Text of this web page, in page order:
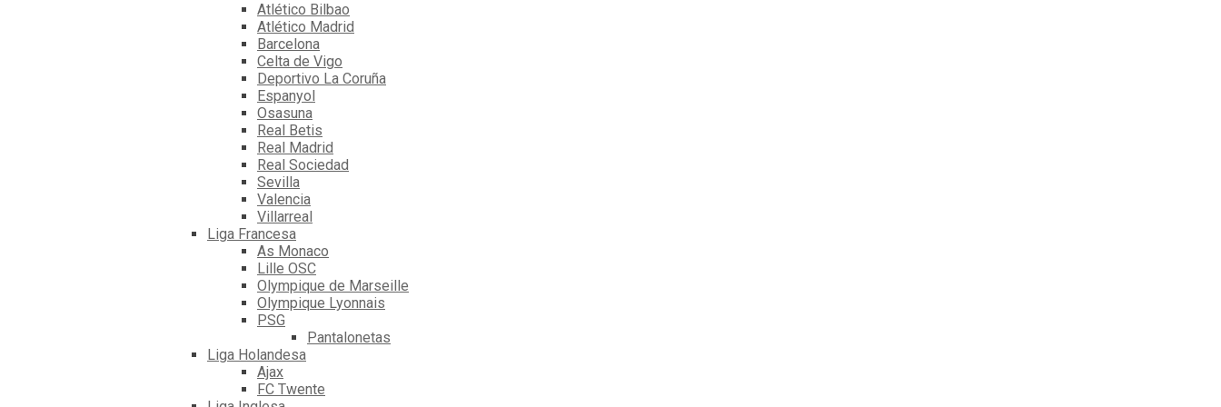
Atlético Bilbao
Atlético Madrid
Barcelona
Celta de Vigo
Deportivo La Coruña
Espanyol
Osasuna
Real Betis
Real Madrid
Real Sociedad
Sevilla
Valencia
Villarreal
Liga Francesa
As Monaco
Lille OSC
Olympique de Marseille
Olympique Lyonnais
PSG
Pantalonetas
Liga Holandesa
Ajax
FC Twente